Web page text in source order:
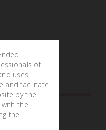
of
uses
and facilitate
by the
with the
the